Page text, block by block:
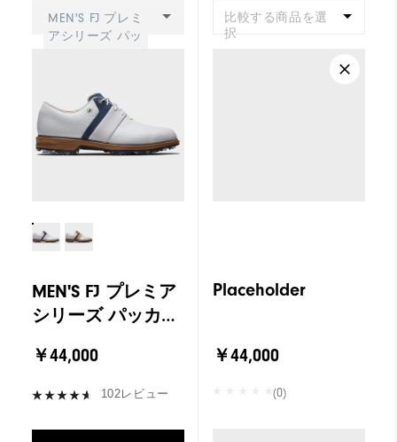
MEN'S FJ プレミ
アシリーズ パッ
MEN'S FJ プレミア
シリーズ パッカー
￥44,000
102レビュー
比較する商品を選
択
Placeholder
￥44,000
(0)